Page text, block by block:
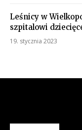
Leśnicy w
szpitalowi
19. stycznia 2023